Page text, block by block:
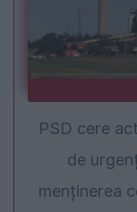
PSD cere
de
menținerea